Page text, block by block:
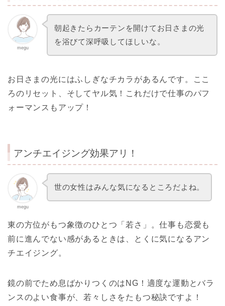
megu
朝起きたらカーテンを開けてお日さまの光
を浴びて深呼吸してほしいな。
お日さまの光にはふしぎなチカラがあるんです。ここ
ろのリセット、そしてヤル気！これだけで仕事のパフ
ォーマンスもアップ！
アンチエイジング効果アリ！
megu
世の女性はみんな気になるところだよね。
東の方位がもつ象徴のひとつ「若さ」。仕事も恋愛も
前に進んでない感があるときは、とくに気になるアン
チエイジング。
鏡の前でため息ばかりつくのはNG！適度な運動とバラ
ンスのよい食事が、若々しさをたもつ秘訣ですよ！